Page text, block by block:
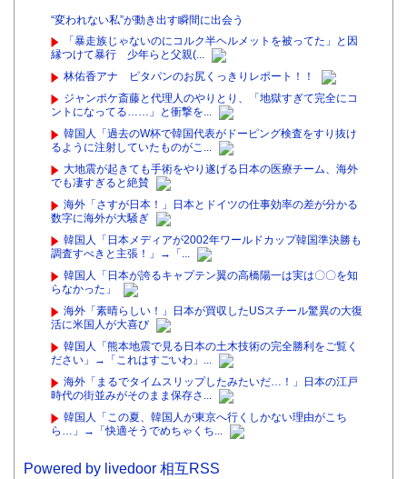
“変われない私”が動き出す瞬間に出会う
「暴走族じゃないのにコルク半ヘルメットを被ってた」と因
縁つけて暴行 少年らと父親(...
林佑香アナ ピタパンのお尻くっきりレポート！！
ジャンポケ斎藤と代理人のやりとり、「地獄すぎて完全にコ
ントになってる……」と衝撃を...
韓国人「過去のW杯で韓国代表がドーピング検査をすり抜け
るように注射していたものがこ...
大地震が起きても手術をやり遂げる日本の医療チーム、海外
でも凄すぎると絶賛
海外「さすが日本！」日本とドイツの仕事効率の差が分かる
数字に海外が大騒ぎ
韓国人「日本メディアが2002年ワールドカップ韓国準決勝も
調査すべきと主張！」→「...
韓国人「日本が誇るキャプテン翼の高橋陽一は実は〇〇を知
らなかった」
海外「素晴らしい！」日本が買収したUSスチール驚異の大復
活に米国人が大喜び
韓国人「熊本地震で見る日本の土木技術の完全勝利をご覧く
ださい」→「これはすごいわ」...
海外「まるでタイムスリップしたみたいだ…！」日本の江戸
時代の街並みがそのまま保存さ...
韓国人「この夏、韓国人が東京へ行くしかない理由がこち
ら…」→「快適そうでめちゃくち...
Powered by livedoor 相互RSS